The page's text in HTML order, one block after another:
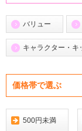
バリュー
キャラクター・キ
価格帯で選ぶ
500円未満